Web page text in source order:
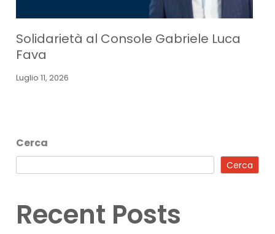
Solidarietà al Console Gabriele Luca
Fava
Luglio 11, 2026
Cerca
Cerca
Recent Posts